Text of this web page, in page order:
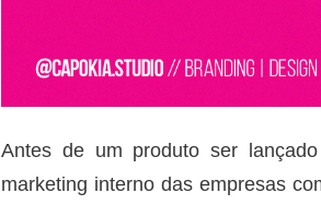
Antes de um produto ser
marketing interno das empresas